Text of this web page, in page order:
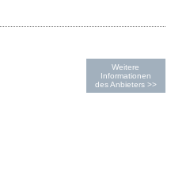
Weitere
Informationen
des Anbieters >>